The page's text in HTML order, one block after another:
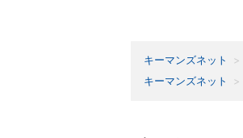
キーマンズネット
キーマンズネット